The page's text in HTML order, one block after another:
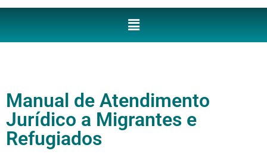
Manual de Atendimento
Jurídico a Migrantes e
Refugiados